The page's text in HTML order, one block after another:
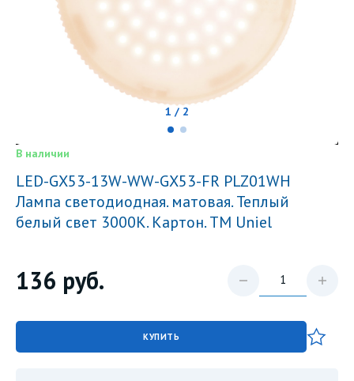
1 / 2
В наличии
LED-GX53-13W-WW-GX53-FR PLZ01WH
Лампа светодиодная. матовая. Теплый
белый свет 3000K. Картон. ТМ Uniel
136 руб.
КУПИТЬ